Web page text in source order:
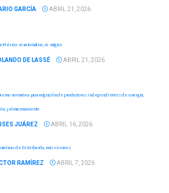
GARCÍA ABRIL 21, 2026
México: ni automático, ni mágico
DE LASSÉ ABRIL 21, 2026
normativa para migración de productores independientes de energía;
y almacenamiento
JUÁREZ ABRIL 16, 2026
de Distribuida, más visiones
RAMÍREZ ABRIL 7, 2026